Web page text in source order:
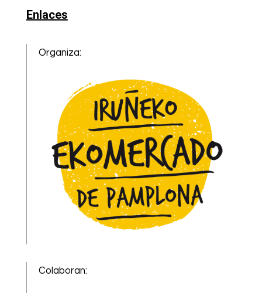
Enlaces
Organiza:
Colaboran: